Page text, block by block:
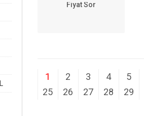
Fiyat Sor
1 2 3 4 5
25
26 27 28 29